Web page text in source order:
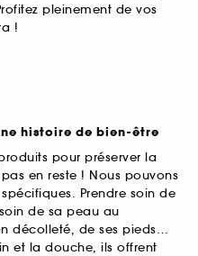
pleinement de vos
!
histoire de bien-être
pour préserver la
en reste ! Nous pouvons
Prendre soin de
de sa peau au
décolleté, de ses pieds…
et la douche, ils offrent